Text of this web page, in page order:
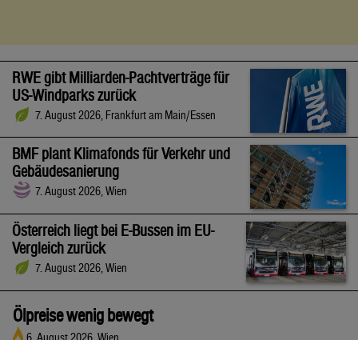
RWE gibt Milliarden-Pachtverträge für
US-Windparks zurück
7. August 2026, Frankfurt am Main/Essen
BMF plant Klimafonds für Verkehr und
Gebäudesanierung
7. August 2026, Wien
Österreich liegt bei E-Bussen im EU-
Vergleich zurück
7. August 2026, Wien
Ölpreise wenig bewegt